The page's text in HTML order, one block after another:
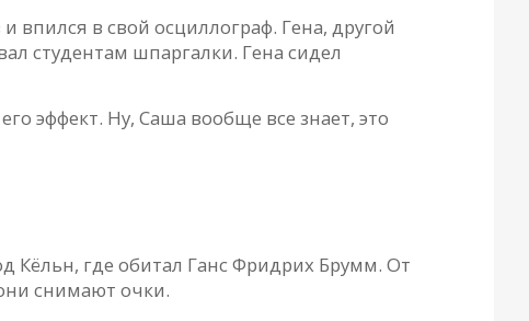
в свой осциллограф. Гена, другой
студентам шпаргалки. Гена сидел
эффект. Ну, Саша вообще все знает, это
Кёльн, где обитал Ганс Фридрих Брумм. От
снимают очки.